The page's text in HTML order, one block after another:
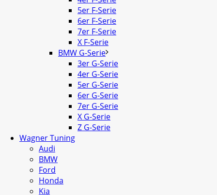
5er F-Serie
6er F-Serie
7er F-Serie
X F-Serie
BMW G-Serie
3er G-Serie
4er G-Serie
5er G-Serie
6er G-Serie
7er G-Serie
X G-Serie
Z G-Serie
Wagner Tuning
Audi
BMW
Ford
Honda
Kia